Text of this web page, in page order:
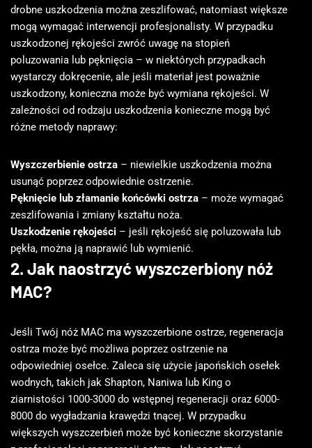
drobne uszkodzenia można zeszlifować, natomiast większe
mogą wymagać interwencji profesjonalisty. W przypadku
uszkodzonej rękojeści zwróć uwagę na stopień
poluzowania lub pęknięcia – w niektórych przypadkach
wystarczy dokręcenie, ale jeśli materiał jest poważnie
uszkodzony, konieczna może być wymiana rękojeści. W
zależności od rodzaju uszkodzenia konieczne mogą być
różne metody naprawy:
Wyszczerbienie ostrza – niewielkie uszkodzenia można
usunąć poprzez odpowiednie ostrzenie.
Pęknięcie lub złamanie końcówki ostrza – może wymagać
zeszlifowania i zmiany kształtu noża.
Uszkodzenie rękojeści – jeśli rękojeść się poluzowała lub
pękła, można ją naprawić lub wymienić.
2. Jak naostrzyć wyszczerbiony nóż
MAC?
Jeśli Twój nóż MAC ma wyszczerbione ostrze, regeneracja
ostrza może być możliwa poprzez ostrzenie na
odpowiedniej osełce. Zaleca się użycie japońskich osełek
wodnych, takich jak Shapton, Naniwa lub King o
ziarnistości 1000-3000 do wstępnej regeneracji oraz 6000-
8000 do wygładzania krawędzi tnącej. W przypadku
większych wyszczerbień może być konieczne skorzystanie